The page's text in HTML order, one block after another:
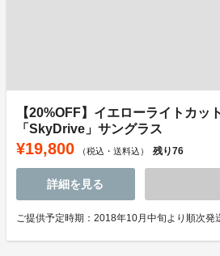
【20%OFF】イエローライトカッ
「SkyDrive」サングラス
¥19,800 （税込・送料込） 残り76
詳細を見る
ご提供予定時期：2018年10月中旬より順次発